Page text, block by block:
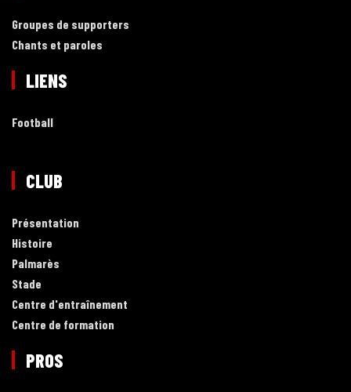
Groupes de supporters
Chants et paroles
LIENS
Football
CLUB
Présentation
Histoire
Palmarès
Stade
Centre d'entraînement
Centre de formation
PROS